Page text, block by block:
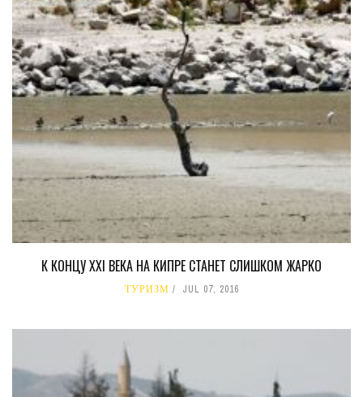
К КОНЦУ XXI ВЕКА НА КИПРЕ СТАНЕТ СЛИШКОМ ЖАРКО
ТУРИЗМ JUL 07, 2016